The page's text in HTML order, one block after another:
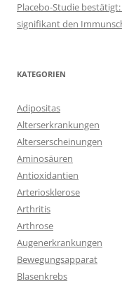
Placebo-Studie
signifikant den
KATEGORIEN
Adipositas
Alterserkrankungen
Alterserscheinungen
Aminosäuren
Antioxidantien
Arteriosklerose
Arthritis
Arthrose
Augenerkrankungen
Bewegungsapparat
Blasenkrebs